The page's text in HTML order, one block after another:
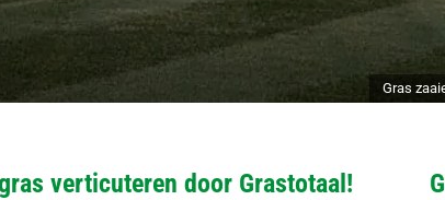
Gras
verticuteren door Grastotaal!